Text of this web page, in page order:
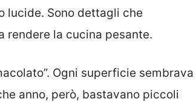
lucide. Sono dettagli che
rendere la cucina pesante.
Ogni superficie sembrava
anno, però, bastavano piccoli